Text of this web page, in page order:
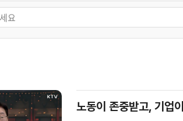
외교부
해양수산부
방위사업청
소방청노동이 존중받고, 기업